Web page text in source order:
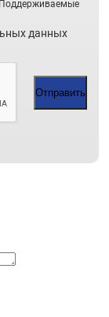
Поддерживаемые
данных
Отправить